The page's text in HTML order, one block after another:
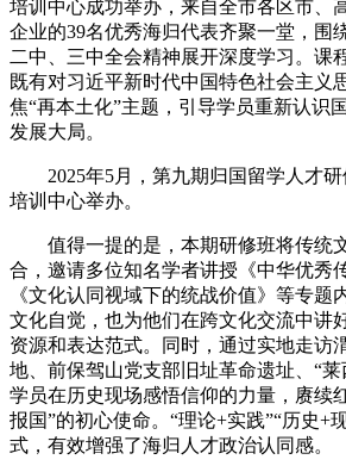
培训中心成功举办，来自全市各区市、
企业的39名优秀海归代表齐聚一堂，围
二中、三中全会精神展开深度学习。课
既有对习近平新时代中国特色社会主义
焦“再本土化”主题，引导学员重新认识
发展大局。
2025年5月，第九期归国留学人才
培训中心举办。
值得一提的是，本期研修班将传统
合，邀请多位知名学者讲授《中华优秀
《文化认同视域下的统战价值》等专题
文化自觉，也为他们在跨文化交流中讲
资源和表达范式。同时，通过实地走访
地、前保驾山党支部旧址革命遗址、“
学员在历史现场感悟信仰的力量，赓续
报国”的初心使命。“理论+实践”“历史+
式，有效增强了海归人才政治认同感。